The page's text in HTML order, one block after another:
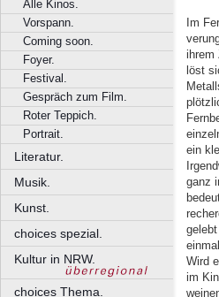
Alle Kinos.
Vorspann.
Coming soon.
Foyer.
Festival.
Gespräch zum Film.
Roter Teppich.
Portrait.
Literatur.
Musik.
Kunst.
choices spezial.
Kultur in NRW.
choices Thema.
Im
ihrem
löst
ein
ganz
Wird
im